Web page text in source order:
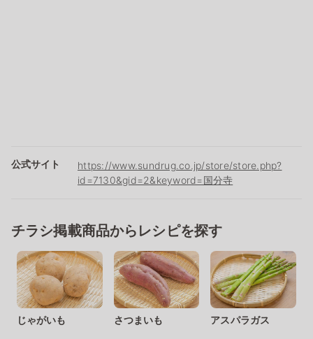
公式サイト
https://www.sundrug.co.jp/store/store.php?
id=7130&gid=2&keyword=国分寺
チラシ掲載商品からレシピを探す
じゃがいも さつまいも アスパラガス